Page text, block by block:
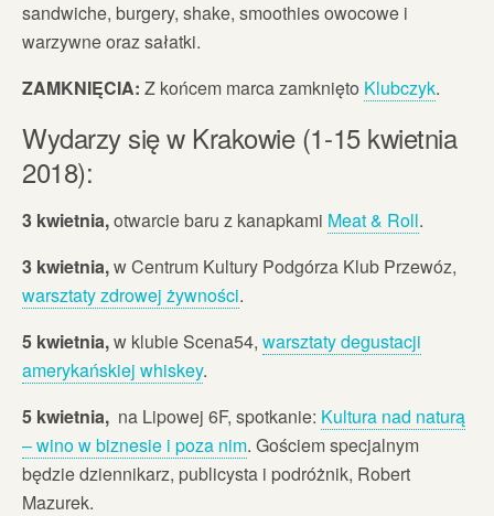
sandwiche, burgery, shake, smoothies owocowe i
warzywne oraz sałatki.
ZAMKNIĘCIA: Z końcem marca zamknięto Klubczyk.
Wydarzy się w Krakowie (1-15 kwietnia
2018):
3 kwietnia,otwarcie baru z kanapkami Meat & Roll.
3 kwietnia,w Centrum Kultury Podgórza Klub Przewóz,
warsztaty zdrowej żywności.
5 kwietnia,w klubie Scena54, warsztaty degustacji
amerykańskiej whiskey.
5 kwietnia, na Lipowej 6F, spotkanie: Kultura nad naturą
– wino w biznesie i poza nim. Gościem specjalnym
będzie dziennikarz, publicysta i podróżnik, Robert
Mazurek.